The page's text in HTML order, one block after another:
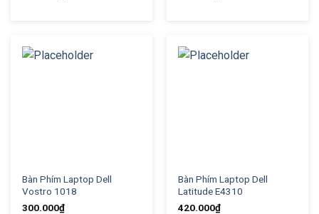
Bàn Phím Laptop Dell
Vostro 1018
300.000₫
Bàn Phím Laptop Dell
Latitude E4310
420.000₫